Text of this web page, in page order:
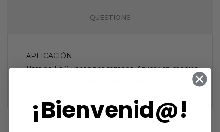
QUESTIONS
APLICACIÓN:
Usar de 1 a 2 veces por semana. Aplicar en medios
y puntas, no en raíces. Dejar actuar 2-3 minutos y
¡Bienvenid@!